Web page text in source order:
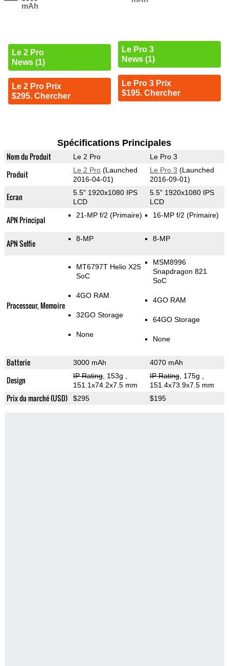
mAh
Le 2 Pro
News (1)
Le 2 Pro Prix
$295. Chercher
Le Pro 3
News (1)
Le Pro 3 Prix
$195. Chercher
Spécifications Principales
Nom du Produit Le 2 Pro Le Pro 3
Produit Le 2 Pro(Launched
2016-04-01)
Le Pro 3 (Launched
2016-09-01)
Ecran
5.5" 1920x1080 IPS
LCD
5.5" 1920x1080 IPS
LCD
APN Principal 21-MP f/2 (Primaire) 16-MP f/2 (Primaire)
APN Selfie 8-MP 8-MP
Processeur, Memoire
MT6797T Helio X25
SoC
4GO RAM
32GO Storage
None
MSM8996
Snapdragon 821
SoC
4GO RAM
64GO Storage
None
Batterie 3000 mAh 4070 mAh
Design IP Rating, 153g
151.1x74.2x7.5 mm
IP Rating, 175g
151.4x73.9x7.5 mm
Prix du marché (USD) $295 $195